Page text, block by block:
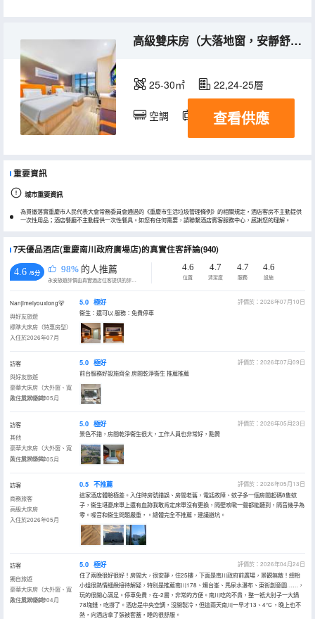
高級雙床房（大落地窗，安靜舒適、觀景）
25-30㎡ 22,24-25層
空調 電視機
查看供應
重要資訊
城市重要資訊
為貫徹落實重慶市人民代表大會常務委員會通過的《重慶市生活垃圾管理條例》的相關規定，酒店客房不主動提供
一次性用品；酒店餐廳不主動提供一次性餐具。如您有任何需要，請聯繫酒店賓客服務中心，感謝您的理解。
7天優品酒店(重慶南川政府廣場店)的真實住客評論(940)
4.6 /5分 98% 的人推薦
永安旅遊評價由真實酒店住客提供的評價。
4.6
位置
4.7
清潔度
4.7
服務
4.6
設施
Nanjimeiyouxiong🐻
與好友旅遊
標準大床房（特惠房型）
入住於2026年07月
5.0 極好
評價於：2026年07月10日
衞生：還可以 服務：免費停車
訪客
與好友旅遊
豪華大床房（大外窗、寬
敞、風景優美）
入住於2026年05月
5.0 極好
評價於：2026年07月09日
前台服務好設施齊全 房間乾淨衞生 推薦推薦
訪客
其他
豪華大床房（大外窗、寬
敞、風景優美）
入住於2026年05月
5.0 極好
評價於：2026年05月23日
景色不錯，房間乾淨衞生很大，工作人員也非常好，點贊
訪客
商務旅客
高級大床房
入住於2026年05月
0.5 不推薦
評價於：2026年05月13日
這家酒店體驗極差。入住時房號錯誤、房間老舊，電話故障、蚊子多一個房間起碼8隻蚊
子，衞生堪憂床單上還有血跡我敢肯定床單沒有更換，隔壁咳嗽一聲都能聽到，隔音幾乎為
零。噪音和衞生問題嚴重，。總體完全不推薦，建議避坑。
訪客
獨自旅遊
豪華大床房（大外窗、寬
敞、風景優美）
入住於2026年04月
5.0 極好
評價於：2026年04月24日
住了兩晚很好很好！房間大，很安靜，住25樓，下面是南川政府前廣場，景觀無敵！總枱
小姐很熱情細緻接待解疑，特別是推薦南川178、燭台峯、馬尿水瀑布、東街創意園……，
玩的很開心滿足。停車免費，在-2層，非常的方便。南川吃的不貴，整一衹大肘子一大鍋
78塊錢，吃撐了。酒店是中央空調，沒開製冷，但這兩天南川一早才13、4℃，晚上也不
熱，向酒店拿了張被套蓋，睡的很舒服。